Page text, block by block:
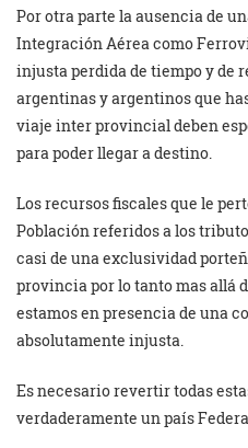
Por otra parte la ausencia de
Integración Aérea como
injusta perdida de tiempo y de
argentinas y argentinos que
viaje inter provincial deben
para poder llegar a destino.
Los recursos fiscales que le
Población referidos a los
casi de una exclusividad
provincia por lo tanto mas allá
estamos en presencia de una
absolutamente injusta.
Es necesario revertir todas
verdaderamente un país